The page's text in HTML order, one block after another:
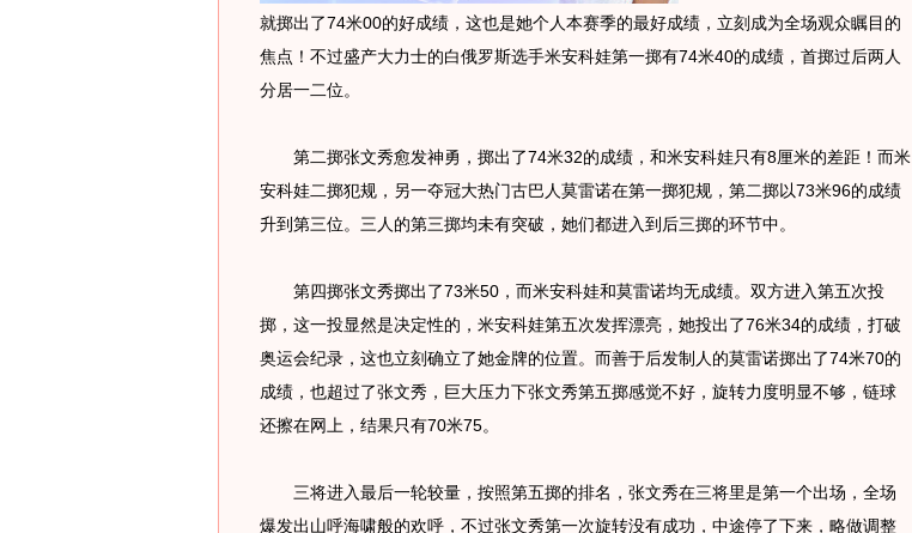
就掷出了74米00的好成绩，这也是她个人本赛季的最好成绩，立刻成为全场观众瞩目的
焦点！不过盛产大力士的白俄罗斯选手米安科娃第一掷有74米40的成绩，首掷过后两人
分居一二位。
第二掷张文秀愈发神勇，掷出了74米32的成绩，和米安科娃只有8厘米的差距！而米
安科娃二掷犯规，另一夺冠大热门古巴人莫雷诺在第一掷犯规，第二掷以73米96的成绩
升到第三位。三人的第三掷均未有突破，她们都进入到后三掷的环节中。
第四掷张文秀掷出了73米50，而米安科娃和莫雷诺均无成绩。双方进入第五次投
掷，这一投显然是决定性的，米安科娃第五次发挥漂亮，她投出了76米34的成绩，打破
奥运会纪录，这也立刻确立了她金牌的位置。而善于后发制人的莫雷诺掷出了74米70的
成绩，也超过了张文秀，巨大压力下张文秀第五掷感觉不好，旋转力度明显不够，链球
还擦在网上，结果只有70米75。
三将进入最后一轮较量，按照第五掷的排名，张文秀在三将里是第一个出场，全场
爆发出山呼海啸般的欢呼，不过张文秀第一次旋转没有成功，中途停了下来，略做调整